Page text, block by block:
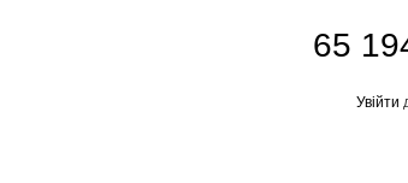
65
Увійти